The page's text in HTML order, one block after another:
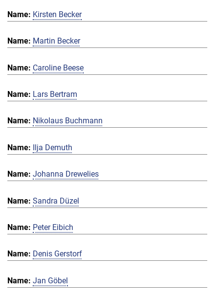
Kirsten Becker
Martin Becker
Caroline Beese
Lars Bertram
Nikolaus Buchmann
Ilja Demuth
Johanna Drewelies
Sandra Düzel
Peter Eibich
Denis Gerstorf
Jan Göbel